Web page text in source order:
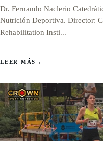
Dr. Fernando Naclerio
Nutrición Deportiva. Director:
Rehabilitation Insti...
LEER MÁS →